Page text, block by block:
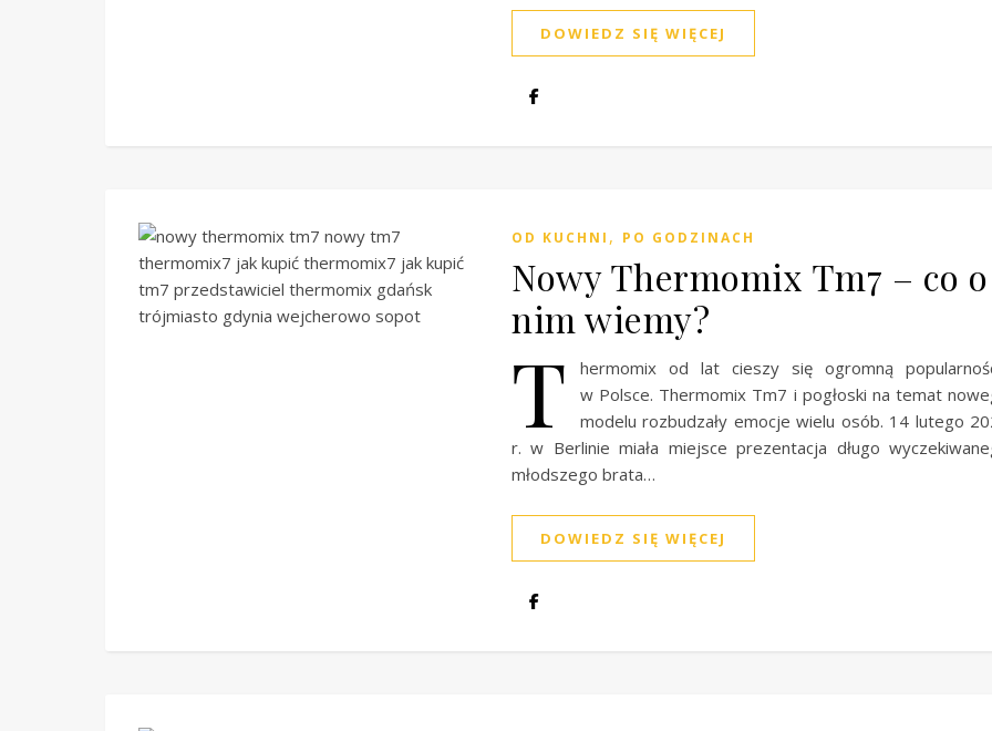
DOWIEDZ SIĘ WIĘCEJ
OD KUCHNI , PO GODZINACH
Nowy Thermomix Tm7 – co o
nim wiemy?
T
hermomix od lat cieszy się ogromną
w Polsce. Thermomix Tm7 i pogłoski na temat
modelu rozbudzały emocje wielu osób. 14 lutego
r. w Berlinie miała miejsce prezentacja długo
młodszego brata…
DOWIEDZ SIĘ WIĘCEJ